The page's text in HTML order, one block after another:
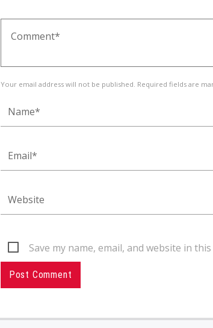
Your email address will not be published. Required fields are
Save my name, email, and website in